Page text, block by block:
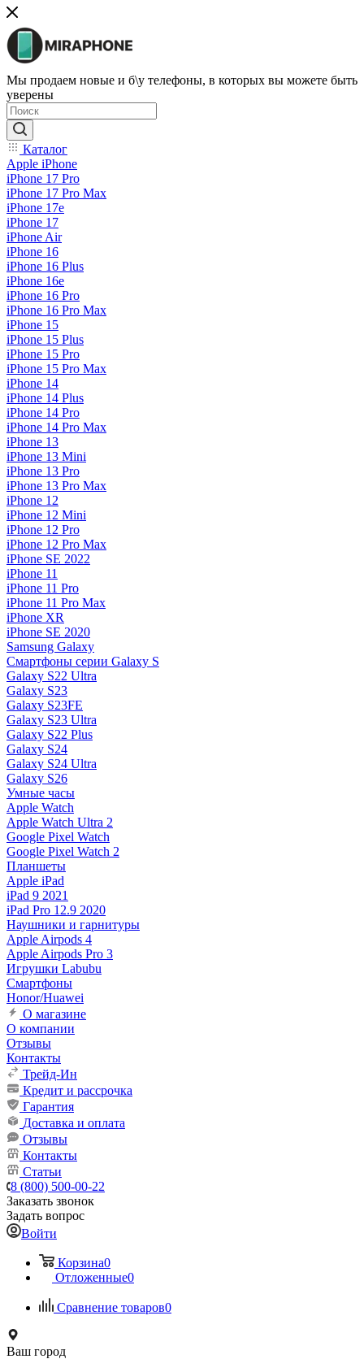
Мы продаем новые и б\у телефоны, в которых вы можете быть
уверены
Каталог
Apple iPhone
iPhone 17 Pro
iPhone 17 Pro Max
iPhone 17e
iPhone 17
iPhone Air
iPhone 16
iPhone 16 Plus
iPhone 16e
iPhone 16 Pro
iPhone 16 Pro Max
iPhone 15
iPhone 15 Plus
iPhone 15 Pro
iPhone 15 Pro Max
iPhone 14
iPhone 14 Plus
iPhone 14 Pro
iPhone 14 Pro Max
iPhone 13
iPhone 13 Mini
iPhone 13 Pro
iPhone 13 Pro Max
iPhone 12
iPhone 12 Mini
iPhone 12 Pro
iPhone 12 Pro Max
iPhone SE 2022
iPhone 11
iPhone 11 Pro
iPhone 11 Pro Max
iPhone XR
iPhone SE 2020
Samsung Galaxy
Смартфоны серии Galaxy S
Galaxy S22 Ultra
Galaxy S23
Galaxy S23FE
Galaxy S23 Ultra
Galaxy S22 Plus
Galaxy S24
Galaxy S24 Ultra
Galaxy S26
Умные часы
Apple Watch
Apple Watch Ultra 2
Google Pixel Watch
Google Pixel Watch 2
Планшеты
Apple iPad
iPad 9 2021
iPad Pro 12.9 2020
Наушники и гарнитуры
Apple Airpods 4
Apple Airpods Pro 3
Игрушки Labubu
Смартфоны
Honor/Huawei
О магазине
О компании
Отзывы
Контакты
Трейд-Ин
Кредит и рассрочка
Гарантия
Доставка и оплата
Отзывы
Контакты
Статьи
8 (800) 500-00-22
Заказать звонок
Задать вопрос
Войти
Корзина0
Отложенные0
Сравнение товаров0
Ваш город